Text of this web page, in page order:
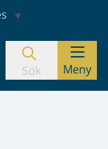
Sök Meny